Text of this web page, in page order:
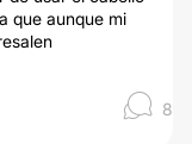
que aunque mi
8